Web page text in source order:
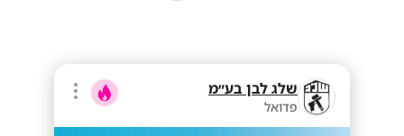
שלג לבן בע״מ
פדואל